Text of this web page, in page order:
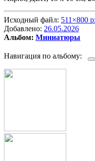
Исходный файл: 511×800
Добавлено: 26.05.2026
Альбом: Миниатюры
Навигация по альбому: